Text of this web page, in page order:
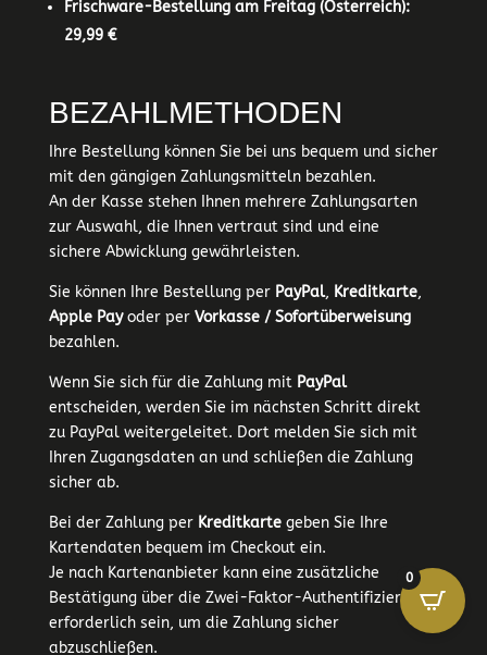
Frischware-Bestellung am Freitag (Österreich):
29,99 €
BEZAHLMETHODEN
Ihre Bestellung können Sie bei uns bequem und sicher
mit den gängigen Zahlungsmitteln bezahlen.
An der Kasse stehen Ihnen mehrere Zahlungsarten
zur Auswahl, die Ihnen vertraut sind und eine
sichere Abwicklung gewährleisten.
Sie können Ihre Bestellung per PayPal, Kreditkarte,
Apple Payoder per Vorkasse / Sofortüberweisung
bezahlen.
Wenn Sie sich für die Zahlung mit PayPal
entscheiden, werden Sie im nächsten Schritt direkt
zu PayPal weitergeleitet. Dort melden Sie sich mit
Ihren Zugangsdaten an und schließen die Zahlung
sicher ab.
Bei der Zahlung per Kreditkartegeben Sie Ihre
Kartendaten bequem im Checkout ein.
Je nach Kartenanbieter kann eine zusätzliche
Bestätigung über die Zwei-Faktor-Authentifizierung
erforderlich sein, um die Zahlung sicher
abzuschließen.
0